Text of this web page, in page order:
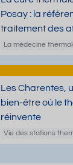
Posay : la
traitement des
La médecine
Les Charentes,
bien-être où le
réinvente
Vie des stations